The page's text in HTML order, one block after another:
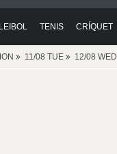
TENIS CRÍQUET
11/08 TUE 12/08 WED